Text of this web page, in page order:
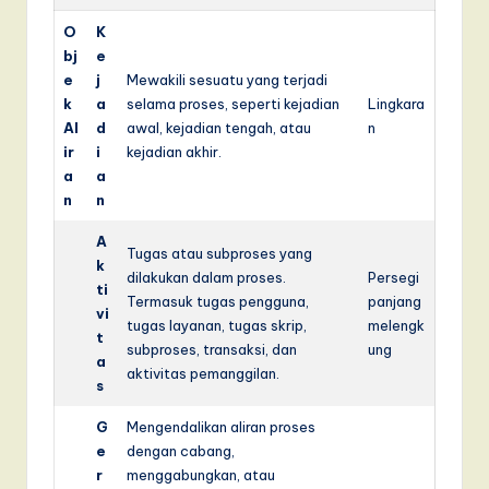
O
bj
e
k
Al
ir
a
n
K
e
j
a
d
i
a
n
Mewakili sesuatu yang terjadi
selama proses, seperti kejadian
awal, kejadian tengah, atau
kejadian akhir.
Lingkara
n
A
k
ti
vi
t
a
s
Tugas atau subproses yang
dilakukan dalam proses.
Termasuk tugas pengguna,
tugas layanan, tugas skrip,
subproses, transaksi, dan
aktivitas pemanggilan.
Persegi
panjang
melengk
ung
G
e
r
Mengendalikan aliran proses
dengan cabang,
menggabungkan, atau